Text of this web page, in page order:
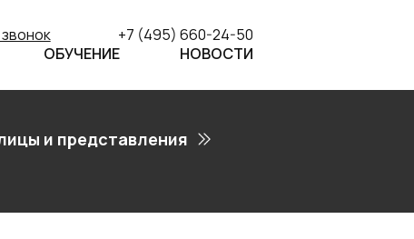
+7 (495) 660-24-50
ОБУЧЕНИЕ НОВОСТИ
и представления